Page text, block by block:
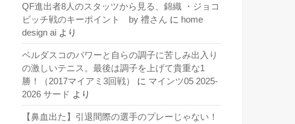
QF進出者8人のスタッツから見る、錦織 ・ジョコ
ビッチ戦のキーポイント by 禮さん に home
design ai より
ベルダスコのパワーと自らの調子に苦しみ出入り
の激しいテニス。最後は調子を上げて貴重な1
勝！（2017マイアミ3回戦）
に マインツ05 2025-
2026 サード より
【鼻血出た】引退間際の選手のプレーじゃない！